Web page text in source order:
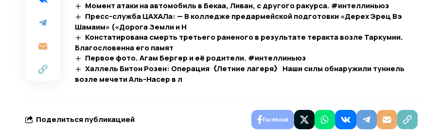
Момент атаки на автомобиль в Бекаа, Ливан, с другого ракурса. #интеллиньюз
Пресс-служба ЦАХАЛа: — В колледже предармейской подготовки «Дерех Эрец Вэ
Шамаим» («Дорога Земли и Н
Констатирована смерть третьего раненого в результате теракта возле Таркумии.
Благословенна его памят
Первое фото. Агам Бергер и её родители. #интеллиньюз
Халлель Битон Розен: Операция《Летние лагеря》 Наши силы обнаружили туннель
возле мечети Аль-Насер в л
Поделиться публикацией Facebook